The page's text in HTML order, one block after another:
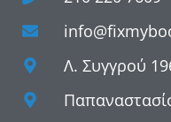
Λ. Συγγρού